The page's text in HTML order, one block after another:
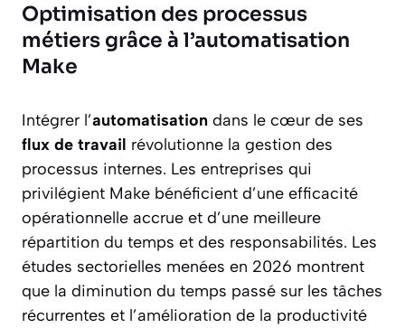
Optimisation des processus
métiers grâce à l’automatisation
Make
Intégrer l’automatisation dans le cœur de ses
flux de travail révolutionne la gestion des
processus internes. Les entreprises qui
privilégient Make bénéficient d’une efficacité
opérationnelle accrue et d’une meilleure
répartition du temps et des responsabilités. Les
études sectorielles menées en 2026 montrent
que la diminution du temps passé sur les tâches
récurrentes et l’amélioration de la productivité